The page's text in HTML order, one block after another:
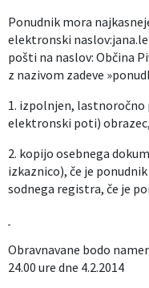
Ponudnik mora
elektronski
pošti na naslov: Občina
z nazivom zadeve
1. izpolnjen, lastnoročno
elektronski poti)
2. kopijo osebnega
izkaznico), če je
sodnega registra, če je
Obravnavane bodo
24.00 ure dne 4.2.2014